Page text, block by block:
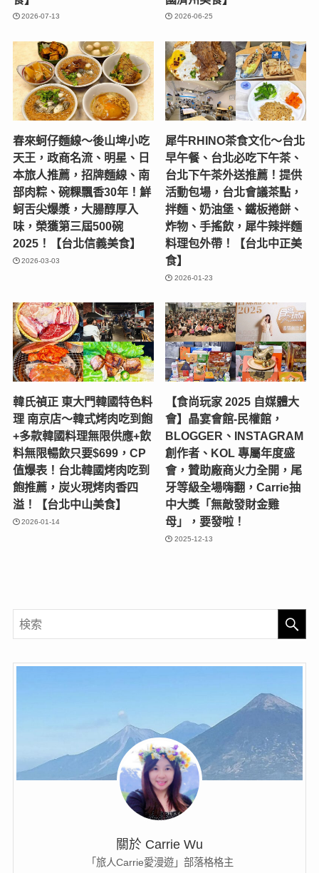
2026-07-13 2026-06-25
春來蚵仔麵線～後山埤小吃
天王，政商名流、明星、日
本旅人推薦，招牌麵線、南
部肉粽、碗粿飄香30年！鮮
蚵舌尖爆漿，大腸醇厚入
味，榮獲第三屆500碗
2025！【台北信義美食】
2026-03-03
犀牛RHINO茶食文化～台北
早午餐、台北必吃下午茶、
台北下午茶外送推薦！提供
活動包場，台北會議茶點，
拌麵、奶油堡、鐵板捲餅、
炸物、手搖飲，犀牛辣拌麵
料理包外帶！【台北中正美
食】
2026-01-23
韓氏禎正 東大門韓國特色料
理 南京店～韓式烤肉吃到飽
+多款韓國料理無限供應+飲
料無限暢飲只要$699，CP
值爆表！台北韓國烤肉吃到
飽推薦，炭火現烤肉香四
溢！【台北中山美食】
2026-01-14
【食尚玩家 2025 自媒體大
會】晶宴會館-民權館，
BLOGGER、INSTAGRAM
創作者、KOL 專屬年度盛
會，贊助廠商火力全開，尾
牙等級全場嗨翻，Carrie抽
中大獎「無敵發財金雞
母」，要發啦！
2025-12-13
關於 Carrie Wu
「旅人Carrie愛漫遊」部落格格主